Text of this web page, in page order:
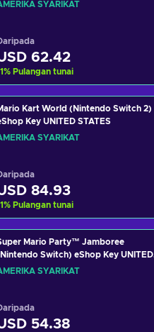
SYARIKAT
62.42
% Pulangan tunai
Kart World (Nintendo Switch 2)
Key UNITED STATES
SYARIKAT
84.93
% Pulangan tunai
Mario Party™ Jamboree
Switch) eShop Key UNITED
SYARIKAT
54.38